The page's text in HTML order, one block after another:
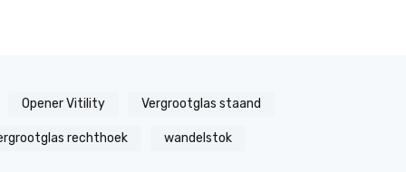
Opener Vitility Vergrootglas staand
rechthoek wandelstok